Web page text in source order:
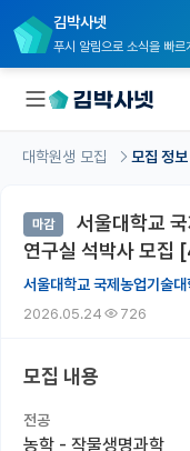
김박사넷
푸시 알림으로 소식을 빠르
대학원생 모집 홈
기관별 모집 정보
연구실별 모집 정보
전공별 모집 정보
대학원생 모집 모집 정보
마감
서울대학교
연구실 석박사 모집
서울대학교 국제농업기술
2026.05.24 726
모집 내용
전공
농학 - 작물생명과학